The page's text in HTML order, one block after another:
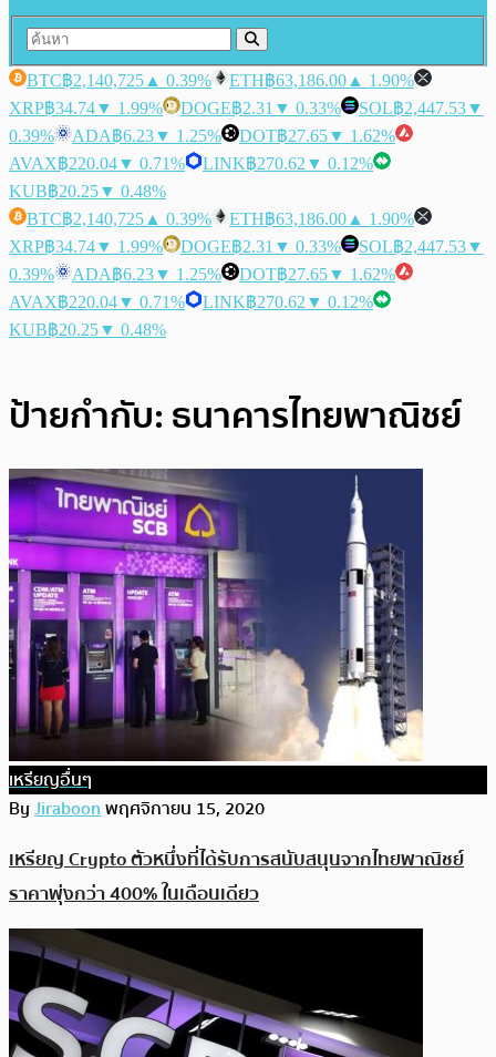
BTC฿2,140,725 ▲ 0.39% ETH฿63,186.00 ▲ 1.90%
XRP฿34.74▼ 1.99% DOGE฿2.31 ▼ 0.33% SOL฿2,447.53▼
0.39%
ADA฿6.23▼ 1.25% DOT฿27.65▼ 1.62%
AVAX฿220.04▼ 0.71% LINK฿270.62 ▼ 0.12%
KUB฿20.25▼ 0.48%
BTC฿2,140,725 ▲ 0.39% ETH฿63,186.00 ▲ 1.90%
XRP฿34.74▼ 1.99% DOGE฿2.31 ▼ 0.33% SOL฿2,447.53▼
0.39%
ADA฿6.23▼ 1.25% DOT฿27.65▼ 1.62%
AVAX฿220.04▼ 0.71% LINK฿270.62 ▼ 0.12%
KUB฿20.25▼ 0.48%
ป้ายกำกับ: ธนาคารไทยพาณิชย์
เหรียญอื่นๆ
ByJiraboonพฤศจิกายน 15, 2020
เหรียญ Crypto ตัวหนึ่งที่ได้รับการสนับสนุนจากไทยพาณิชย์
ราคาพุ่งกว่า 400% ในเดือนเดียว